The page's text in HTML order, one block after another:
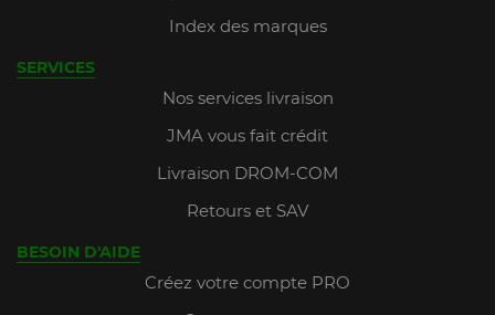
Index des marques
SERVICES
Nos services livraison
JMA vous fait crédit
Livraison DROM-COM
Retours et SAV
BESOIN D'AIDE
Créez votre compte PRO